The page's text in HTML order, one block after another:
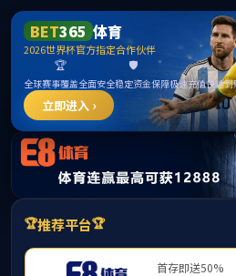
365英国上市(集团)
请输入验证码下